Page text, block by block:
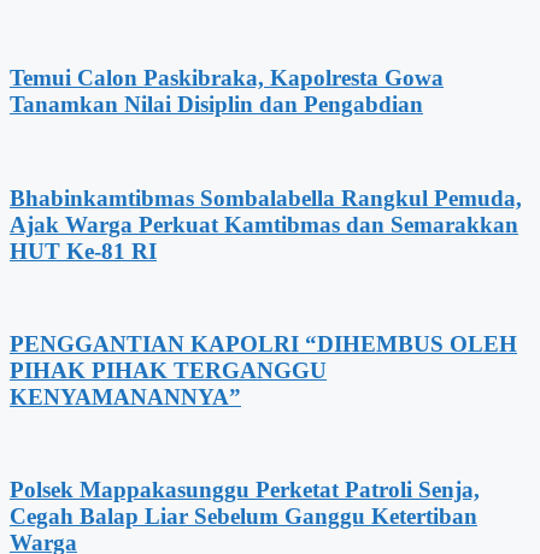
Temui Calon Paskibraka, Kapolresta Gowa
Tanamkan Nilai Disiplin dan Pengabdian
Bhabinkamtibmas Sombalabella Rangkul Pemuda,
Ajak Warga Perkuat Kamtibmas dan Semarakkan
HUT Ke-81 RI
PENGGANTIAN KAPOLRI “DIHEMBUS OLEH
PIHAK PIHAK TERGANGGU
KENYAMANANNYA”
Polsek Mappakasunggu Perketat Patroli Senja,
Cegah Balap Liar Sebelum Ganggu Ketertiban
Warga